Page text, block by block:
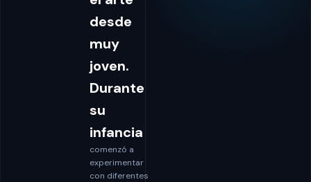
desde
muy
joven.
Durante
su
infancia
comenzó a
experimentar
con diferentes